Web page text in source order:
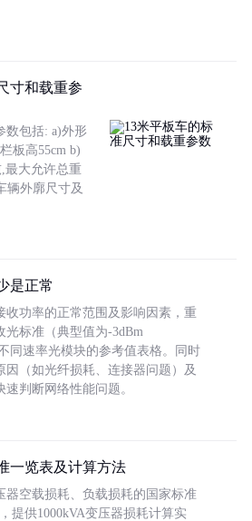
寸和载重参
数包括: a)外形
板高55cm b)
最大允许总重
辆外廓尺寸及
是正常
收功率的正常范围及影响因素，重
光标准（典型值为-3dBm
同速率光模块的参考值表格。同时
因（如光纤损耗、连接器问题）及
判断网络性能问题。
一览表及计算方法
器空载损耗、负载损耗的国家标准
，提供1000kVA变压器损耗计算实